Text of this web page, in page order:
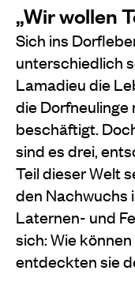
„Wir wollen
Sich ins
unterschiedlich
Lamadieu die
die
beschäftigt.
sind es drei,
Teil dieser Welt
den Nachwuchs
Laternen- und
sich: Wie
entdeckten sie